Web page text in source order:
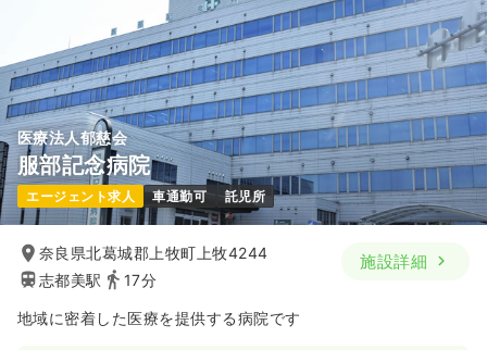
医療法人郁慈会
服部記念病院
エージェント求人 車通勤可 託児所
奈良県北葛城郡上牧町上牧4244
志都美駅
17分
施設詳細
地域に密着した医療を提供する病院です